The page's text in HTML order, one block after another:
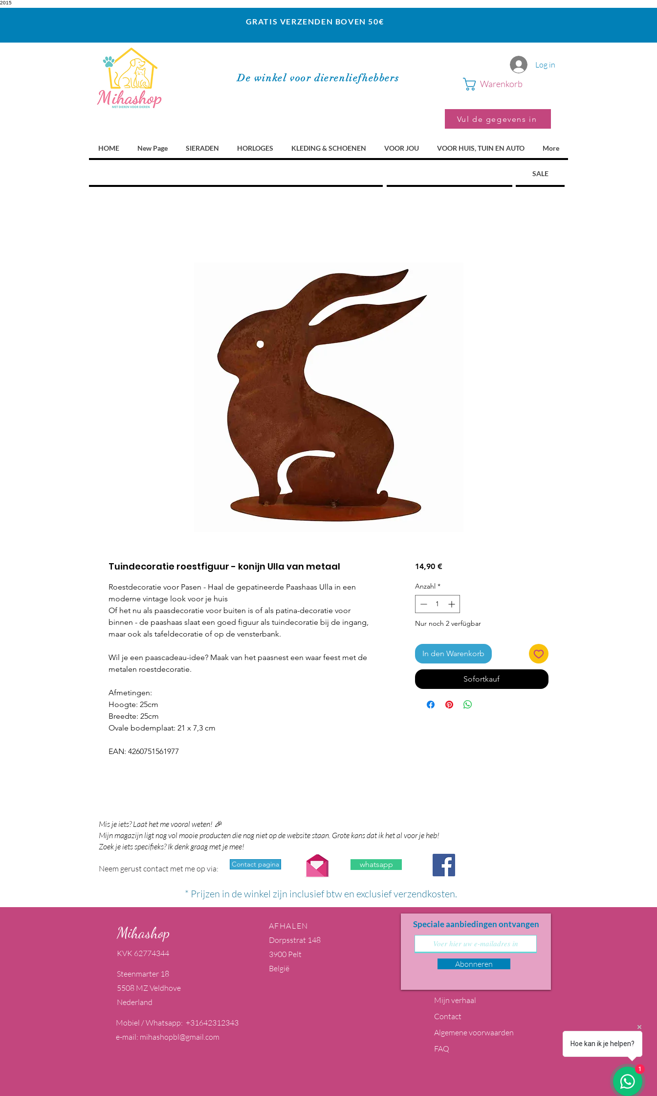
2015
GRATIS VERZENDEN BOVEN 50€
De winkel voor dierenliefhebbers
Log in
Warenkorb
Vul de gegevens in
HOME New Page SIERADEN HORLOGES KLEDING & SCHOENEN VOOR JOU VOOR HUIS, TUIN EN AUTO More
SALE
Tuindecoratie roestfiguur - konijn Ulla van metaal
Roestdecoratie voor Pasen - Haal de gepatineerde Paashaas Ulla in een
moderne vintage look voor je huis
Of het nu als paasdecoratie voor buiten is of als patina-decoratie voor
binnen - de paashaas slaat een goed figuur als tuindecoratie bij de ingang,
maar ook als tafeldecoratie of op de vensterbank.
Wil je een paascadeau-idee? Maak van het paasnest een waar feest met de
metalen roestdecoratie.
Afmetingen:
Hoogte: 25cm
Breedte: 25cm
Ovale bodemplaat: 21 x 7,3 cm
EAN: 4260751561977
14,90 €Preis
Anzahl *
Nur noch 2 verfügbar
In den Warenkorb
Sofortkauf
Mis je iets? Laat het me vooral weten! 🎉
Mijn magazijn ligt nog vol mooie producten die nog niet op de website staan. Grote kans dat ik het al voor je heb!
Zoek je iets specifieks? Ik denk graag met je mee!
Neem gerust contact met me op via: Contact pagina whatsapp
* Prijzen in de winkel zijn inclusief btw en exclusief verzendkosten.
Mihashop
KVK 62774344
Steenmarter 18
5508 MZ Veldhove
Nederland
Mobiel / Whatsapp: +31642312343
e-mail: mihashopbl@gmail.com
AFHALEN
Dorpsstrat 148
3900 Pelt
België
Speciale aanbiedingen ontvangen
Abonneren
Mijn verhaal
Contact
Algemene voorwaarden
FAQ
Hoe kan ik je helpen?
1